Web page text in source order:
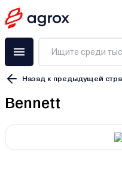
Назад к предыдущей
Bennett